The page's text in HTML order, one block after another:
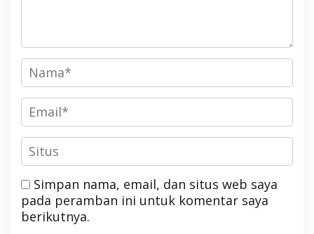
Simpan nama, email, dan situs web saya
pada peramban ini untuk komentar saya
berikutnya.